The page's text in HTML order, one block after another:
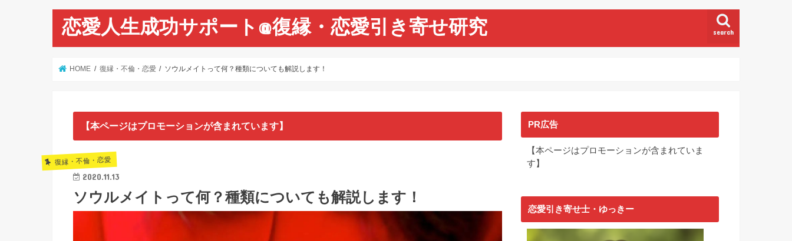
恋愛人生成功サポート@復縁・恋愛引き寄せ研究 search
HOME 復縁・不倫・恋愛 ソウルメイトって何？種類についても解説します！
【本ページはプロモーションが含まれています】
復縁・不倫・恋愛
2020.11.13
ソウルメイトって何？種類についても解説します！
PR広告
【本ページはプロモーションが含まれていま
す】
恋愛引き寄せ士・ゆっきー